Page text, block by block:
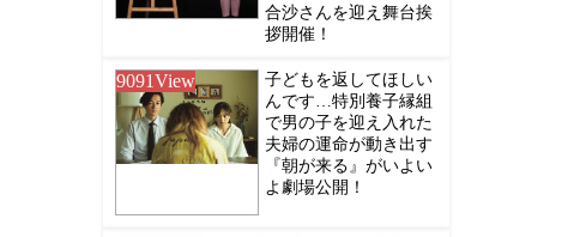
合沙さんを迎え舞台挨
拶開催！
9091View
子どもを返してほしい
んです…特別養子縁組
で男の子を迎え入れた
夫婦の運命が動き出す
『朝が来る』がいよい
よ劇場公開！